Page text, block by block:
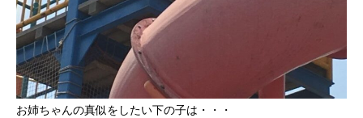
お姉ちゃんの真似をしたい下の子は・・・